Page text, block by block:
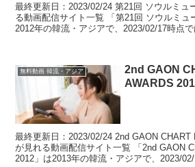
最終更新日：2023/02/24 第21回 ソウルミュ
る動画配信サイト一覧 「第21回 ソウルミュ
2012年の韓流・アジアで、2023/02/17時点で
無料動画 韓流・アジア
2nd GAON
AWARDS
最終更新日：2023/02/24 2nd GAON
が見れる動画配信サイト一覧 「2nd GAON
2012」は2013年の韓流・アジアで、2023/02/